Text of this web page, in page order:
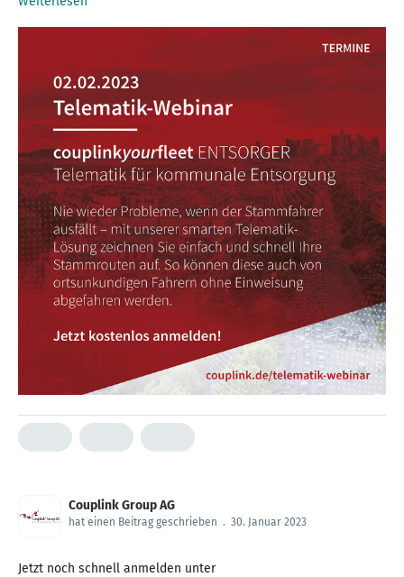
Couplink Group AG
hat einen Beitrag geschrieben . 30. Januar 2023
Jetzt noch schnell anmelden unter